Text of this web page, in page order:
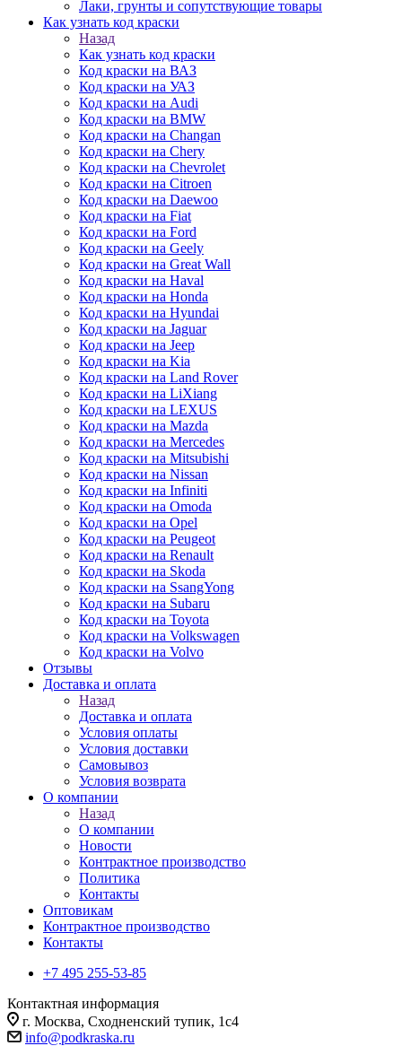
Лаки, грунты и сопутствующие товары
Как узнать код краски
Назад
Как узнать код краски
Код краски на ВАЗ
Код краски на УАЗ
Код краски на Audi
Код краски на BMW
Код краски на Changan
Код краски на Chery
Код краски на Chevrolet
Код краски на Citroen
Код краски на Daewoo
Код краски на Fiat
Код краски на Ford
Код краски на Geely
Код краски на Great Wall
Код краски на Haval
Код краски на Honda
Код краски на Hyundai
Код краски на Jaguar
Код краски на Jeep
Код краски на Kia
Код краски на Land Rover
Код краски на LiXiang
Код краски на LEXUS
Код краски на Mazda
Код краски на Mercedes
Код краски на Mitsubishi
Код краски на Nissan
Код краски на Infiniti
Код краски на Omoda
Код краски на Opel
Код краски на Peugeot
Код краски на Renault
Код краски на Skoda
Код краски на SsangYong
Код краски на Subaru
Код краски на Toyota
Код краски на Volkswagen
Код краски на Volvo
Отзывы
Доставка и оплата
Назад
Доставка и оплата
Условия оплаты
Условия доставки
Самовывоз
Условия возврата
О компании
Назад
О компании
Новости
Контрактное производство
Политика
Контакты
Оптовикам
Контрактное производство
Контакты
+7 495 255-53-85
Контактная информация
г. Москва, Сходненский тупик, 1с4
info@podkraska.ru